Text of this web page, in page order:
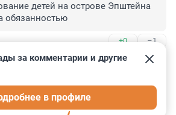
детей на острове Эпштейна
обязанностью
+0 –1
денег отправить
за комментарии и другие
в профиле